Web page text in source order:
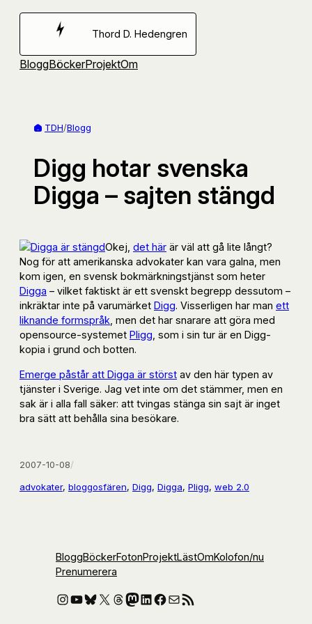
Hoppa
Thord D. Hedengren
BloggBöckerProjektOm
TDH/Blogg
Digg hotar svenska
Digga – sajten stängd
Okej, det här är väl att gå lite långt?
Nog för att amerikanska advokater kan vara galna, men
kom igen, en svensk bokmärkningstjänst som heter
Digga – vilket faktiskt är ett svenskt begrepp dessutom –
inkräktar inte på varumärket Digg. Visserligen har man ett
liknande formspråk , men det har snarare att göra med
opensource-systemet Pligg , som i sin tur är en Digg-
kopia i grund och botten.
Emerge påstår att Digga är störst av den här typen av
tjänster i Sverige. Jag vet inte om det stämmer, men en
sak är i alla fall säker: att tvingas stänga sin sajt är inget
bra sätt att behålla sina besökare.
2007-10-08/
advokater, bloggosfären, Digg, Digga, Pligg, web 2.0
BloggBöckerFotonProjektLästOmKolofon/nu
Prenumerera
Instagram
YouTube
Bluesky
X Threads
Mastodon
LinkedIn
Facebook
E-postRSS-flöde